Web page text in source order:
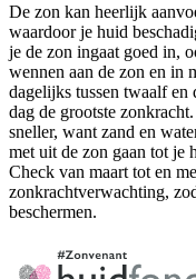
De zon kan heerlijk
waardoor je huid
je de zon ingaat goed in,
wennen aan de zon en in
dagelijks tussen twaalf en
dag de grootste
sneller, want zand en
met uit de zon gaan tot je
Check van maart tot en
zonkrachtverwachting,
beschermen.